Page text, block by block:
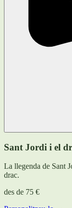
Sant Jordi i el
La llegenda de Sant
drac.
des de 75 €